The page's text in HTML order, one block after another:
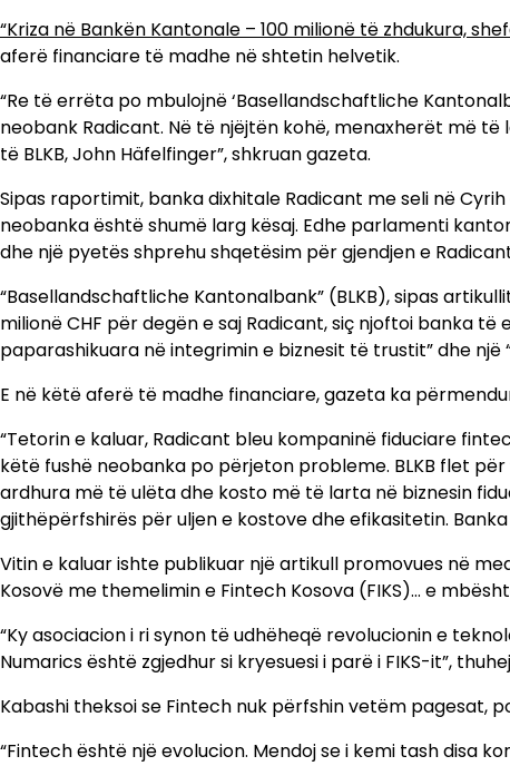
“Kriza në Bankën Kantonale – 100 milionë të zhdukura,
aferë financiare të madhe në shtetin helvetik.
“Re të errëta po mbulojnë ‘Basellandschaftliche
neobank Radicant. Në të njëjtën kohë, menaxherët më
të BLKB, John Häfelfinger”, shkruan gazeta.
Sipas raportimit, banka dixhitale Radicant me seli në
neobanka është shumë larg kësaj. Edhe parlamenti
dhe një pyetës shprehu shqetësim për gjendjen e
“Basellandschaftliche Kantonalbank” (BLKB), sipas
milionë CHF për degën e saj Radicant, siç njoftoi banka
paparashikuara në integrimin e biznesit të trustit” dhe
E në këtë aferë të madhe financiare, gazeta ka
“Tetorin e kaluar, Radicant bleu kompaninë fiduciare
këtë fushë neobanka po përjeton probleme. BLKB flet
ardhura më të ulëta dhe kosto më të larta në biznesin
gjithëpërfshirës për uljen e kostove dhe efikasitetin.
Vitin e kaluar ishte publikuar një artikull promovues në
Kosovë me themelimin e Fintech Kosova (FIKS)… e
“Ky asociacion i ri synon të udhëheqë revolucionin e
Numarics është zgjedhur si kryesuesi i parë i FIKS-it”,
Kabashi theksoi se Fintech nuk përfshin vetëm pagesat,
“Fintech është një evolucion. Mendoj se i kemi tash disa